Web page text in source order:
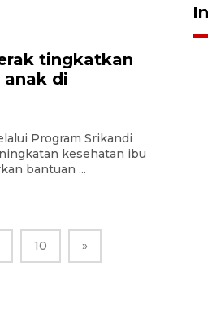
tingkatkan
anak di
Program Srikandi
kesehatan ibu
bantuan ...
10 »